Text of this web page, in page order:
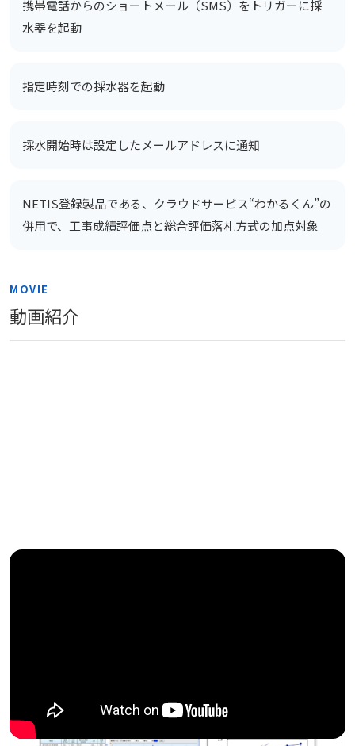
携帯電話からのショートメール（SMS）をトリガーに採
水器を起動
指定時刻での採水器を起動
採水開始時は設定したメールアドレスに通知
NETIS登録製品である、クラウドサービス“わかるくん”の
併用で、工事成績評価点と総合評価落札方式の加点対象
MOVIE
動画紹介